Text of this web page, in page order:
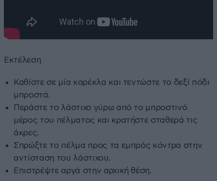
Εκτέλεση
Καθίστε σε μία καρέκλα και τεντώστε το δεξί πόδι
μπροστά.
Περάστε το λάστιχο γύρω από το μπροστινό
μέρος του πέλματος και κρατήστε σταθερά τις
άκρες.
Σπρώξτε το πέλμα προς τα εμπρός κόντρα στην
αντίσταση του λάστιχου.
Επιστρέψτε αργά στην αρχική θέση.